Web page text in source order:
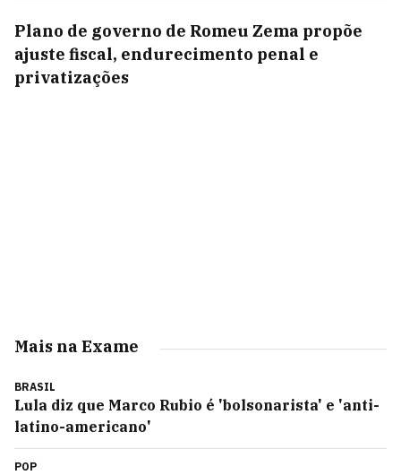
Plano de governo de Romeu Zema propõe
ajuste fiscal, endurecimento penal e
privatizações
Mais na Exame
BRASIL
Lula diz que Marco Rubio é 'bolsonarista' e 'anti-
latino-americano'
POP